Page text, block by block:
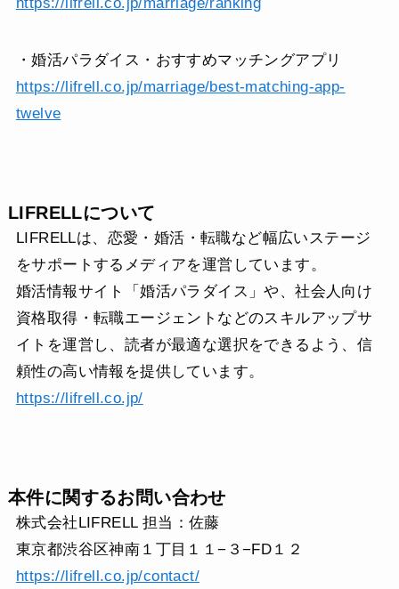
・婚活パラダイス・おすすめマッチングアプリ
https://lifrell.co.jp/marriage/best-matching-app-
twelve
LIFRELLについて
LIFRELLは、恋愛・婚活・転職など幅広いステージ
をサポートするメディアを運営しています。
婚活情報サイト「婚活パラダイス」や、社会人向け
資格取得・転職エージェントなどのスキルアップサ
イトを運営し、読者が最適な選択をできるよう、信
頼性の高い情報を提供しています。
https://lifrell.co.jp/
本件に関するお問い合わせ
株式会社LIFRELL 担当：佐藤
東京都渋谷区神南１丁目１１−３−FD１２
https://lifrell.co.jp/contact/